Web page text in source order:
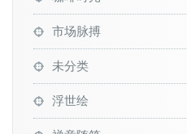
市场脉搏
未分类
浮世绘